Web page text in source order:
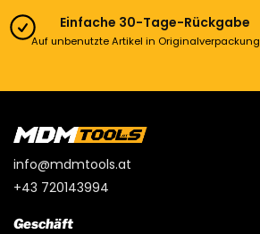
Einfache 30-Tage-Rückgabe
Auf unbenutzte Artikel in Originalverpackung
info@mdmtools.at
+43 720143994
Geschäft